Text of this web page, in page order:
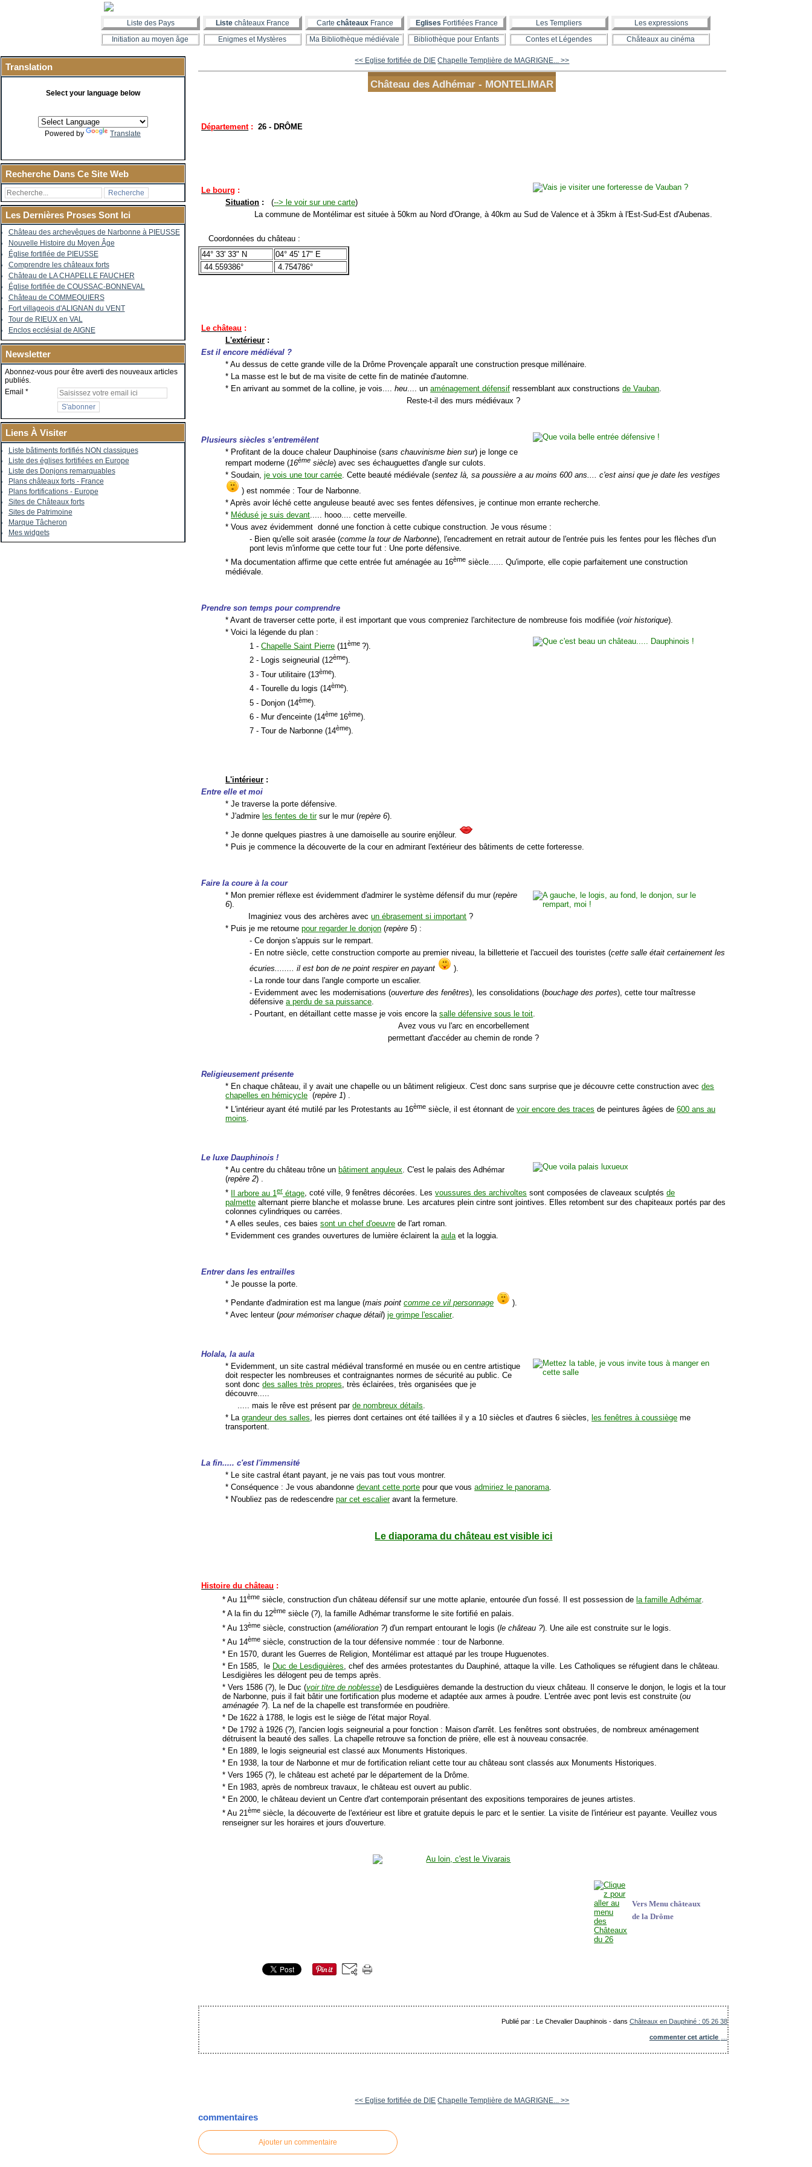
Liste des Pays Liste châteaux France Carte châteauxFrance Eglises Fortifiées France Les Templiers
Les expressions
Initiation au moyen âge
Enigmes et Mystères Ma Bibliothèque médiévale Bibliothèque pour Enfants Contes et Légendes Châteaux au cinéma
Translation
Select your language below
Powered by Translate
Recherche Dans Ce Site Web
Les Dernières Proses Sont Ici
Château des archevêques de Narbonne à PIEUSSE
Nouvelle Histoire du Moyen Âge
Église fortifiée de PIEUSSE
Comprendre les châteaux forts
Château de LA CHAPELLE FAUCHER
Église fortifiée de COUSSAC-BONNEVAL
Château de COMMEQUIERS
Fort villageois d'ALIGNAN du VENT
Tour de RIEUX en VAL
Enclos ecclésial de AIGNE
Newsletter
Abonnez-vous pour être averti des nouveaux articles
publiés.
Email
Liens À Visiter
Liste bâtiments fortifiés NON classiques
Liste des églises fortifiées en Europe
Liste des Donjons remarquables
Plans châteaux forts - France
Plans fortifications - Europe
Sites de Châteaux forts
Sites de Patrimoine
Marque Tâcheron
Mes widgets
<< Eglise fortifiée de DIE Chapelle Templière de MAGRIGNE... >>
Château des Adhémar - MONTELIMAR
Département : 26 - DRÔME
Le bourg :
Situation : (--> le voir sur une carte)
La commune de Montélimar est située à 50km au Nord d'Orange, à 40km au Sud de Valence et à 35km à l'Est-Sud-Est d'Aubenas.
Coordonnées du château :
44° 33' 33" N
04° 45' 17" E
44.559386°
4.754786°
Le château :
L'extérieur :
Est il encore médiéval ?
* Au dessus de cette grande ville de la Drôme Provençale apparaît une construction presque millénaire.
* La masse est le but de ma visite de cette fin de matinée d'automne.
* En arrivant au sommet de la colline, je vois....heu .... unaménagement défensif ressemblant aux constructionsde Vauban
Reste-t-il des murs médiévaux ?
Plusieurs siècless’entremêlent
* Profitant de la douce chaleur Dauphinoise (sans chauvinisme bien sur) je longe ce
rempart moderne (16ème siècle) avec ses échauguettes d'angle sur culots.
* Soudain,je vois une tour carrée. Cette beauté médiévale (sentez là, sa poussière a au moins 600 ans.... c'est ainsi que je date les vestiges
) est nommée : Tour de Narbonne.
* Après avoir léché cette anguleuse beauté avec ses fentes défensives, je continue mon errante recherche.
* Médusé je suis devant..... hooo.... cette merveille.
* Vous avez évidemment donné une fonction à cette cubique construction. Je vous résume :
- Bien qu'elle soit arasée (comme la tour de Narbonne), l'encadrement en retrait autour de l'entrée puis les fentes pour les flèches d'un
pont levis m'informe que cette tour fut : Une porte défensive.
* Ma documentation affirme que cette entrée fut aménagée au 16ème siècle...... Qu'importe, elle copie parfaitement une construction
médiévale.
Prendre son temps pour comprendre
* Avant de traverser cette porte, il est important que vous compreniez l'architecture de nombreuse fois modifiée (voir historique).
* Voici la légende du plan :
1 -Chapelle Saint Pierre (11ème?).
2 - Logis seigneurial (12ème).
3 - Tour utilitaire (13ème).
4 - Tourelle du logis (14ème).
5 - Donjon (14ème).
6 - Mur d'enceinte (14ème 16ème).
7 - Tour de Narbonne (14ème).
L'intérieur :
Entre elle et moi
* Je traverse la porte défensive.
* J'admire les fentes de tirsur le mur (repère 6).
* Je donne quelques piastres à une damoiselle au sourire enjôleur.
* Puis je commence la découverte de la cour en admirant l'extérieur des bâtiments de cette forteresse.
Faire la coure à la cour
* Mon premier réflexe est évidemment d'admirer le système défensif du mur (repère
6).
Imaginiez vous des archères avecun ébrasement si important ?
* Puis je me retournepour regarder le donjon (repère 5) :
- Ce donjon s'appuis sur le rempart.
- En notre siècle, cette construction comporte au premier niveau, la billetterie et l'accueil des touristes (cette salle était certainement les
écuries........ il est bon de ne point respirer en payant
).
- La ronde tour dans l'angle comporte un escalier.
- Evidemment avec les modernisations (ouverture des fenêtres), les consolidations (bouchage des portes), cette tour maîtresse
défensivea perdu de sa puissance
- Pourtant, en détaillant cette masse je vois encore lasalle défensive sous le toit
Avez vous vu l'arc en encorbellement
permettant d'accéder au chemin de ronde ?
Religieusement présente
* En chaque château, il y avait une chapelle ou un bâtiment religieux. C'est donc sans surprise que je découvre cette construction avecdes
chapelles en hémicycle (repère 1) .
* L'intérieur ayant été mutilé par les Protestants au 16ème siècle, il est étonnant devoir encore des traces de peintures âgées de600 ans au
moins.
Le luxe Dauphinois !
* Au centre du château trône un bâtiment anguleux. C'est le palais des Adhémar
(repère 2) .
* Il arbore au 1erétage, coté ville, 9 fenêtres décorées. Lesvoussures des archivoltes sont composées de claveaux sculptésde
palmette alternant pierre blanche et molasse brune. Les arcatures plein cintre sont jointives. Elles retombent sur des chapiteaux portés par des
colonnes cylindriques ou carrées.
* A elles seules, ces baiessont un chef d'oeuvre de l'art roman.
* Evidemment ces grandes ouvertures de lumière éclairent laaula et la loggia.
Entrer dans les entrailles
* Je pousse la porte.
* Pendante d'admiration est ma langue (mais pointcomme ce vil personnage
).
* Avec lenteur (pour mémoriser chaque détail)je grimpe l'escalier.
Holala, la aula
* Evidemment, un site castral médiéval transformé en musée ou en centre artistique
doit respecter les nombreuses et contraignantes normes de sécurité au public. Ce
sont doncdes salles très propres , très éclairées, très organisées que je
découvre.....
..... mais le rêve est présent parde nombreux détails
* Lagrandeur des salles , les pierres dont certaines ont été taillées il y a 10 siècles et d'autres 6 siècles,les fenêtres à coussiège me
transportent.
La fin..... c'est l'immensité
* Le site castral étant payant, je ne vais pas tout vous montrer.
* Conséquence : Je vous abandonnedevant cette porte pour que vousadmiriez le panorama
* N'oubliez pas de redescendrepar cet escalieravant la fermeture.
Le diaporama du château est visible ici
Histoire du château :
* Au 11ème siècle, construction d'un château défensif sur une motte aplanie, entourée d'un fossé. Il est possession de la famille Adhémar.
* A la fin du 12ème siècle (?), la famille Adhémar transforme le site fortifié en palais.
* Au 13ème siècle, construction (amélioration ?) d'un rempart entourant le logis (le château ?). Une aile est construite sur le logis.
* Au 14ème siècle, construction de la tour défensive nommée : tour de Narbonne.
* En 1570, durant les Guerres de Religion, Montélimar est attaqué par les troupe Huguenotes.
* En 1585, le Duc de Lesdiguières, chef des armées protestantes du Dauphiné, attaque la ville. Les Catholiques se réfugient dans le château.
Lesdigières les délogent peu de temps après.
* Vers 1586 (?), le Duc (voir titre de noblesse) de Lesdiguières demande la destruction du vieux château. Il conserve le donjon, le logis et la tour
de Narbonne, puis il fait bâtir une fortification plus moderne et adaptée aux armes à poudre. L'entrée avec pont levis est construite (ou
aménagée ?). La nef de la chapelle est transformée en poudrière.
* De 1622 à 1788, le logis est le siège de l'état major Royal.
* De 1792 à 1926 (?), l'ancien logis seigneurial a pour fonction : Maison d'arrêt. Les fenêtres sont obstruées, de nombreux aménagement
détruisent la beauté des salles. La chapelle retrouve sa fonction de prière, elle est à nouveau consacrée.
* En 1889, le logis seigneurial est classé aux Monuments Historiques.
* En 1938, la tour de Narbonne et mur de fortification reliant cette tour au château sont classés aux Monuments Historiques.
* Vers 1965 (?), le château est acheté par le département de la Drôme.
* En 1983, après de nombreux travaux, le château est ouvert au public.
* En 2000, le château devient un Centre d'art contemporain présentant des expositions temporaires de jeunes artistes.
* Au 21ème siècle, la découverte de l'extérieur est libre et gratuite depuis le parc et le sentier. La visite de l'intérieur est payante. Veuillez vous
renseigner sur les horaires et jours d'ouverture.
Vers Menu châteaux
de la Drôme
Publié par : Le Chevalier Dauphinois -dans Châteaux en Dauphiné : 05 26 38
commenter cet article
<< Eglise fortifiée de DIE Chapelle Templière de MAGRIGNE... >>
commentaires
Ajouter un commentaire